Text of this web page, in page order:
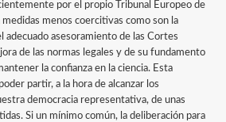
por el propio Tribunal Europeo de
menos coercitivas como son la
adecuado asesoramiento de las Cortes
de las normas legales y de su fundamento
la confianza en la ciencia. Esta
partir, a la hora de alcanzar los
democracia representativa, de unas
Si un mínimo común, la deliberación para